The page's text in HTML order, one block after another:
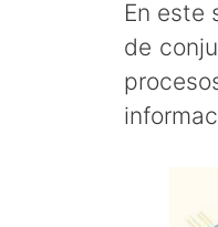
En este
de